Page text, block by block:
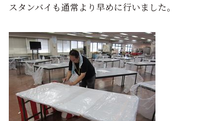
スタンバイも通常より早めに行いました。